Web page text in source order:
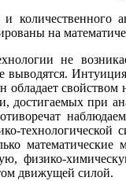
количественного
на
не
выводятся.
обладает
достигаемых при
физико-
движущей силой.